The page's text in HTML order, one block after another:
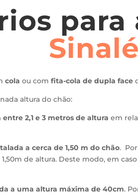
cola ou com fita-cola de dupla face
altura do chão:
2,1 e 3 metros de altura em
a cerca de 1,50 m do chão.
de altura. Deste modo, em
a uma altura máxima de 40cm.